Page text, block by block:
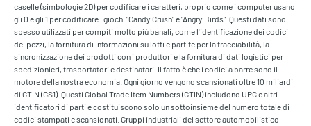
caselle (simbologie 2D) per codificare i caratteri, proprio come i computer usano
gli 0 e gli 1 per codificare i giochi "Candy Crush" e "Angry Birds". Questi dati sono
spesso utilizzati per compiti molto più banali, come l'identificazione dei codici
dei pezzi, la fornitura di informazioni su lotti e partite per la tracciabilità, la
sincronizzazione dei prodotti con i produttori e la fornitura di dati logistici per
spedizionieri, trasportatori e destinatari. Il fatto è che i codici a barre sono il
motore della nostra economia. Ogni giorno vengono scansionati oltre 10 miliardi
di GTIN (GS1). Questi Global Trade Item Numbers (GTIN) includono UPC e altri
identificatori di parti e costituiscono solo un sottoinsieme del numero totale di
codici stampati e scansionati. Gruppi industriali del settore automobilistico